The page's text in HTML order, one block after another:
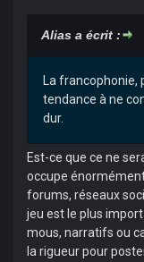
Alias a écrit :
La francophonie,
tendance à ne
dur.
Est-ce que ce ne
occupe
forums, réseaux
jeu est le plus
mous, narratifs ou
la rigueur pour